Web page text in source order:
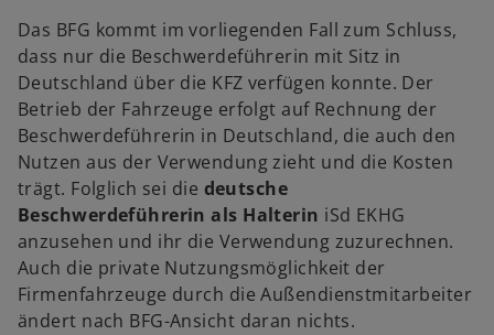
Das BFG kommt im vorliegenden Fall zum Schluss,
dass nur die Beschwerdeführerin mit Sitz in
Deutschland über die KFZ verfügen konnte. Der
Betrieb der Fahrzeuge erfolgt auf Rechnung der
Beschwerdeführerin in Deutschland, die auch den
Nutzen aus der Verwendung zieht und die Kosten
trägt. Folglich sei die deutsche
Beschwerdeführerin als Halterin iSd EKHG
anzusehen und ihr die Verwendung zuzurechnen.
Auch die private Nutzungsmöglichkeit der
Firmenfahrzeuge durch die Außendienstmitarbeiter
ändert nach BFG-Ansicht daran nichts.